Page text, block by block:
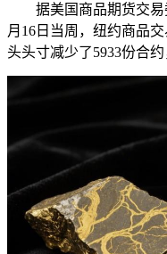
据美国商品期货交
月16日当周，纽约商品
头头寸减少了5933份合约